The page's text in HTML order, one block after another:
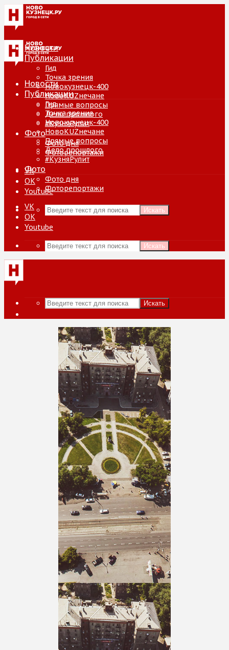
Новости
Публикации
Гид
Точка зрения
Новокузнецк-400
НовоKUZнечане
Прямые вопросы
Дело прошлого
#КузняРулит
Фото
Фото дня
Фоторепортажи
VK
ОК
Youtube
Искать
Новости
Публикации
Гид
Точка зрения
Новокузнецк-400
НовоKUZнечане
Прямые вопросы
Дело прошлого
#КузняРулит
Фото
Фото дня
Фоторепортажи
VK
ОК
Youtube
Искать
Искать